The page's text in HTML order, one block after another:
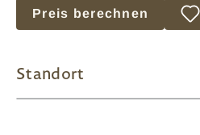
Preis berechnen
Standort